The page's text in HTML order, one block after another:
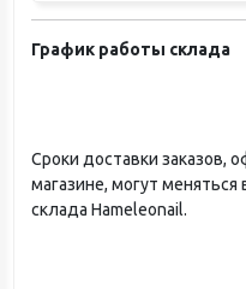
График работы склада
Сроки доставки заказов,
магазине, могут меняться
склада Hameleonail.